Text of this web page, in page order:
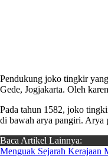
Pendukung joko tingkir
Gede, Jogjakarta. Oleh
Pada tahun 1582, joko
di bawah arya pangiri. Arya
Baca Artikel Lainnya:
Menguak Sejarah Kerajaan